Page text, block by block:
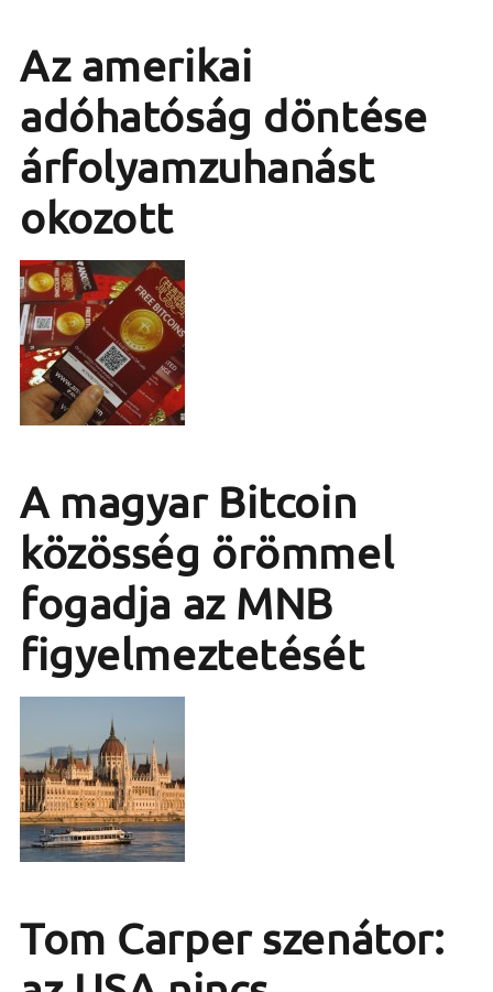
Az amerikai
adóhatóság döntése
árfolyamzuhanást
okozott
A magyar Bitcoin
közösség örömmel
fogadja az MNB
figyelmeztetését
Tom Carper szenátor: